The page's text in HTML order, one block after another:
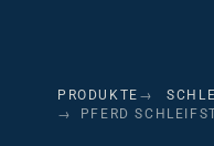
PRODUKTE
PFERD